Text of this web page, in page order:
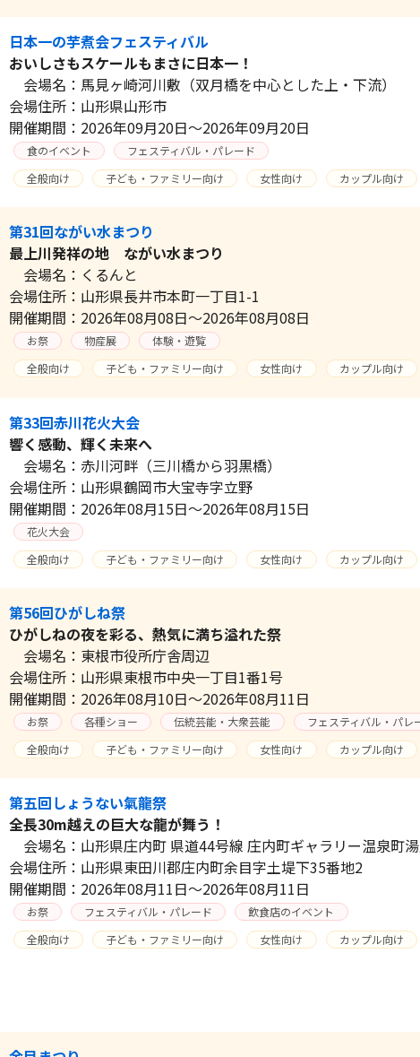
日本一の芋煮会フェスティバル
おいしさもスケールもまさに日本一！
会場名：馬見ヶ崎河川敷（双月橋を中心とした上・下流）
会場住所：山形県山形市
開催期間：2026年09月20日～2026年09月20日
食のイベント
フェスティバル・パレード
全般向け
子ども・ファミリー向け 女性向け カップル向け
第31回ながい水まつり
最上川発祥の地 ながい水まつり
会場名：くるんと
会場住所：山形県長井市本町一丁目1-1
開催期間：2026年08月08日～2026年08月08日
お祭 物産展
体験・遊覧
全般向け
子ども・ファミリー向け 女性向け カップル向け
第33回赤川花火大会
響く感動、輝く未来へ
会場名：赤川河畔（三川橋から羽黒橋）
会場住所：山形県鶴岡市大宝寺字立野
開催期間：2026年08月15日～2026年08月15日
花火大会
全般向け
子ども・ファミリー向け 女性向け カップル向け
第56回ひがしね祭
ひがしねの夜を彩る、熱気に満ち溢れた祭
会場名：東根市役所庁舎周辺
会場住所：山形県東根市中央一丁目1番1号
開催期間：2026年08月10日～2026年08月11日
お祭 各種ショー 伝統芸能・大衆芸能
フェスティバル・パレ
全般向け
子ども・ファミリー向け 女性向け カップル向け
第五回しょうない氣龍祭
全長30m越えの巨大な龍が舞う！
会場名：山形県庄内町 県道44号線 庄内町ギャラリー温泉町
会場住所：山形県東田川郡庄内町余目字土堤下35番地2
開催期間：2026年08月11日～2026年08月11日
お祭 フェスティバル・パレード
飲食店のイベント
全般向け
子ども・ファミリー向け 女性向け カップル向け